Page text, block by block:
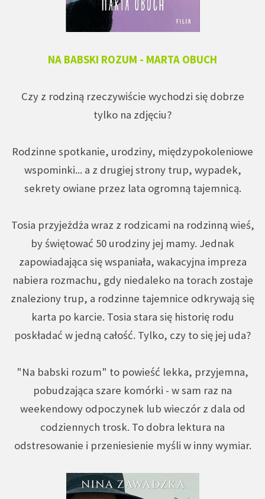
NA BABSKI ROZUM - MARTA OBUCH
Czy z rodziną rzeczywiście wychodzi się dobrze
tylko na zdjęciu?
Rodzinne spotkanie, urodziny, międzypokoleniowe
wspominki... a z drugiej strony trup, wypadek,
sekrety owiane przez lata ogromną tajemnicą.
Tosia przyjeżdża wraz z rodzicami na rodzinną wieś,
by świętować 50 urodziny jej mamy. Jednak
zapowiadająca się wspaniała, wakacyjna impreza
nabiera rozmachu, gdy niedaleko na torach zostaje
znaleziony trup, a rodzinne tajemnice odkrywają się
karta po karcie. Tosia stara się historię rodu
poskładać w jedną całość. Tylko, czy to się jej uda?
"Na babski rozum" to powieść lekka, przyjemna,
pobudzająca szare komórki - w sam raz na
weekendowy odpoczynek lub wieczór z dala od
codziennych trosk. To dobra lektura na
odstresowanie i przeniesienie myśli w inny wymiar.